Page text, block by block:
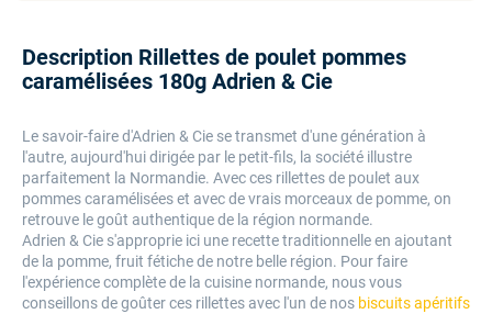
Description Rillettes de poulet pommes
caramélisées 180g Adrien & Cie
Le savoir-faire d'Adrien & Cie se transmet d'une génération à
l'autre, aujourd'hui dirigée par le petit-fils, la société illustre
parfaitement la Normandie. Avec ces rillettes de poulet aux
pommes caramélisées et avec de vrais morceaux de pomme, on
retrouve le goût authentique de la région normande.
Adrien & Cie s'approprie ici une recette traditionnelle en ajoutant
de la pomme, fruit fétiche de notre belle région. Pour faire
l'expérience complète de la cuisine normande, nous vous
conseillons de goûter ces rillettes avec l'un de nos biscuits apéritifs